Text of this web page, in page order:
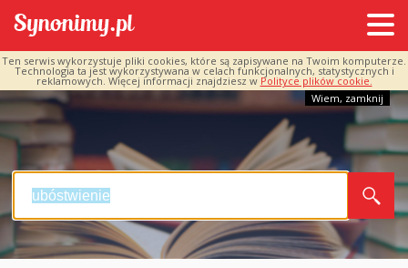
Ten serwis wykorzystuje pliki cookies, które są zapisywane na Twoim komputerze.
Technologia ta jest wykorzystywana w celach funkcjonalnych, statystycznych i
reklamowych. Więcej informacji znajdziesz w Polityce plików cookie.
Wiem, zamknij